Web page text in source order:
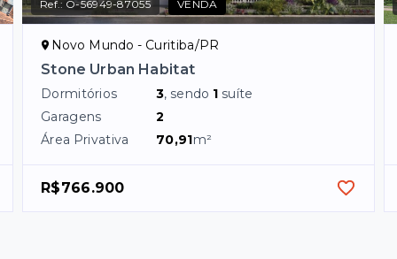
Ref.: O-56949-87055 VENDA
Novo Mundo - Curitiba/PR
Stone Urban Habitat
Dormitórios 3, sendo 1 suíte
Garagens
2
Área Privativa
70,91m²
R$766.900